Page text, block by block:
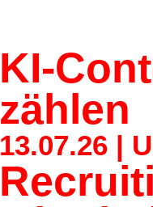
KI-
zählen
13.07.26 |